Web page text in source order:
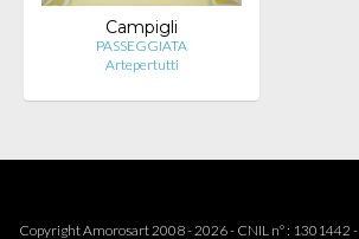
Campigli
PASSEGGIATA
Artepertutti
Copyright Amorosart 2008 - 2026 - CNIL n° : 1301442 -